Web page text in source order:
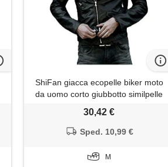
ShiFan giacca ecopelle biker moto
da uomo corto giubbotto similpelle
30,42 €
Sped. 10,99 €
M